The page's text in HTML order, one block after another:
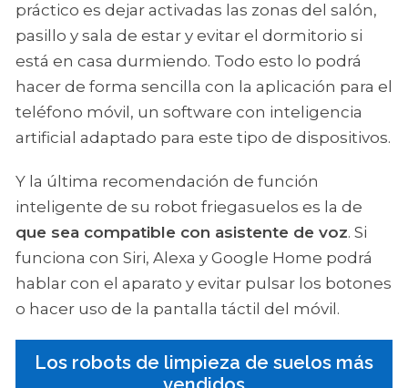
práctico es dejar activadas las zonas del salón,
pasillo y sala de estar y evitar el dormitorio si
está en casa durmiendo. Todo esto lo podrá
hacer de forma sencilla con la aplicación para el
teléfono móvil, un software con inteligencia
artificial adaptado para este tipo de dispositivos.
Y la última recomendación de función
inteligente de su robot friegasuelos es la de
que sea compatible con asistente de voz. Si
funciona con Siri, Alexa y Google Home podrá
hablar con el aparato y evitar pulsar los botones
o hacer uso de la pantalla táctil del móvil.
Los robots de limpieza de suelos más